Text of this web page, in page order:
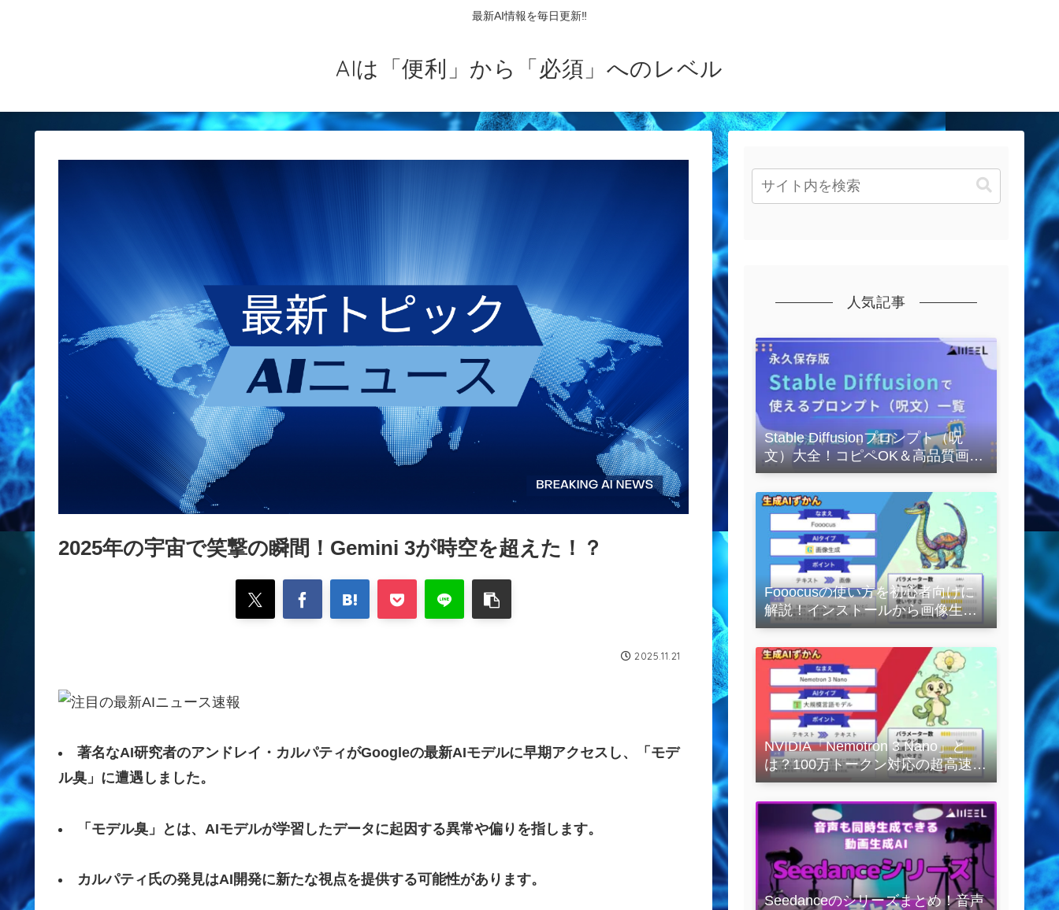
最新AI情報を毎日更新‼
AIは「便利」から「必須」へのレベル
2025年の宇宙で笑撃の瞬間！Gemini 3が時空を超えた！？
2025.11.21
著名なAI研究者のアンドレイ・カルパティがGoogleの最新AIモデルに早期アクセスし、「モデ
ル臭」に遭遇しました。
「モデル臭」とは、AIモデルが学習したデータに起因する異常や偏りを指します。
カルパティ氏の発見はAI開発に新たな視点を提供する可能性があります。
人気記事
Stable Diffusionプロンプト（呪
文）大全！コピペOK＆高品質画像
を作るコツの完全保存版
Fooocusの使い方を初心者向けに
解説！インストールから画像生成
の実践まで紹介
NVIDIA「Nemotron 3 Nano」と
は？100万トークン対応の超高速
LLMを徹底解説
Seedanceのシリーズまとめ！音声